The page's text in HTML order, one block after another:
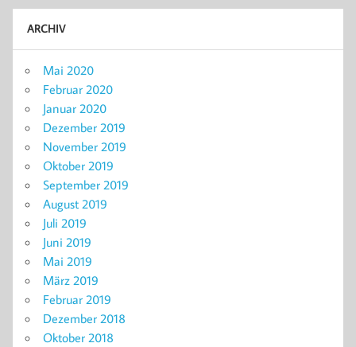
ARCHIV
Mai 2020
Februar 2020
Januar 2020
Dezember 2019
November 2019
Oktober 2019
September 2019
August 2019
Juli 2019
Juni 2019
Mai 2019
März 2019
Februar 2019
Dezember 2018
Oktober 2018